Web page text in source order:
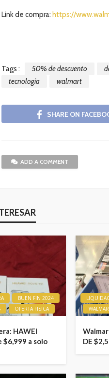
Link de compra: https://
Tags : 50% de descuento
tecnologia
walmart
SHARE ON
ADD A COMMENT
BUEN FIN 2024
OFERTA FISICA
HAWEI
$6,999 a solo
DE